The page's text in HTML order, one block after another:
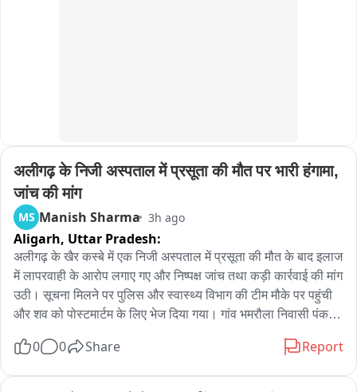
अलीगढ़ के निजी अस्पताल में प्रसूता की मौत पर भारी हंगामा,
जांच की मांग
MS Manish Sharma 3h ago
Aligarh, Uttar Pradesh:
अलीगढ़ के खैर कस्बे में एक निजी अस्पताल में प्रसूता की मौत के बाद इलाज
में लापरवाही के आरोप लगाए गए और निष्पक्ष जांच तथा कड़ी कार्रवाई की मांग
उठी। सूचना मिलने पर पुलिस और स्वास्थ्य विभाग की टीम मौके पर पहुंची
और शव को पोस्टमार्टम के लिए भेज दिया गया। गांव भमरौला निवासी पंकज
थे; परिजनों का कहना है कि इलाज के दौरान लगातार रक्त व दवाएं दी जा
0 0 Share Report